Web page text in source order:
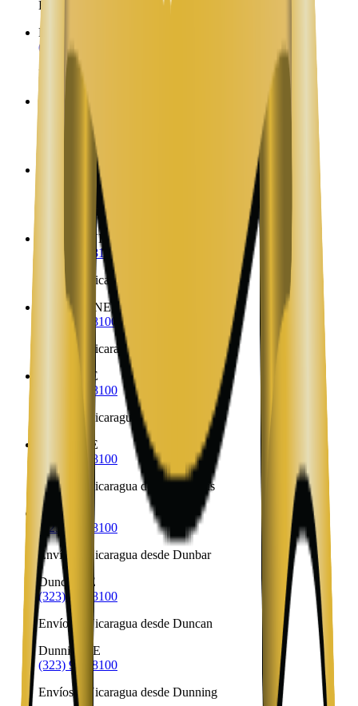
Envíos a Nicaragua desde Diller
Dix
(323) 953-8100
Envíos a Nicaragua desde Dix
(323) 953-8100
Envíos a Nicaragua desde Dixon
(323) 953-8100
Envíos a Nicaragua desde Dodge
NE
(323) 953-8100
Envíos a Nicaragua desde Doniphan
Dorchester
NE
(323) 953-8100
Envíos a Nicaragua desde Dorchester
NE
(323) 953-8100
Envíos a Nicaragua desde Douglas
NE
(323) 953-8100
Envíos a Nicaragua desde Du Bois
Dunbar
(323) 953-8100
Envíos a Nicaragua desde Dunbar
Duncan
NE
(323) 953-8100
Envíos a Nicaragua desde Duncan
Dunning
NE
(323) 953-8100
Envíos a Nicaragua desde Dunning